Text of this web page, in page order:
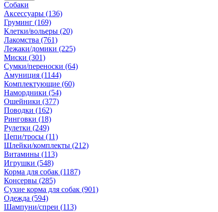
Собаки
Аксессуары (136)
Груминг (169)
Клетки/вольеры (20)
Лакомства (761)
Лежаки/домики (225)
Миски (301)
Сумки/переноски (64)
Амуниция (1144)
Комплектующие (60)
Намордники (54)
Ошейники (377)
Поводки (162)
Ринговки (18)
Рулетки (249)
Цепи/тросы (11)
Шлейки/комплекты (212)
Витамины (113)
Игрушки (548)
Корма для собак (1187)
Консервы (285)
Сухие корма для собак (901)
Одежда (594)
Шампуни/спреи (113)